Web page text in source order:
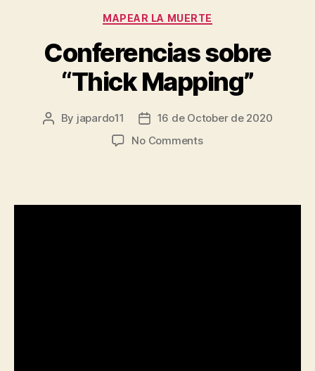
Categories
MAPEAR LA MUERTE
Conferencias sobre
“Thick Mapping”
Post
By japardo11
Post
date
16 de October de 2020
No Commentson
Mapping”